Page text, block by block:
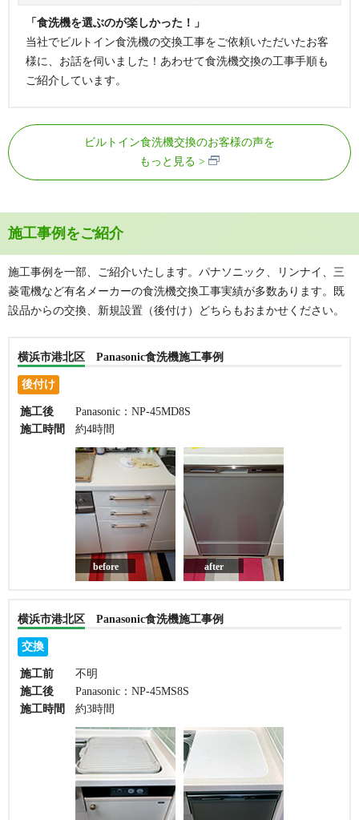
「食洗機を選ぶのが楽しかった！」
当社でビルトイン食洗機の交換工事をご依頼いただいたお客
様に、お話を伺いました！あわせて食洗機交換の工事手順も
ご紹介しています。
ビルトイン食洗機交換のお客様の声を
もっと見る
施工事例をご紹介
施工事例を一部、ご紹介いたします。パナソニック、リンナイ、三
菱電機など有名メーカーの食洗機交換工事実績が多数あります。既
設品からの交換、新規設置（後付け）どちらもおまかせください。
横浜市港北区 Panasonic食洗機施工事例
後付け
施工後
Panasonic：NP-45MD8S
施工時間
約4時間
before after
横浜市港北区 Panasonic食洗機施工事例
交換
施工前
不明
施工後
Panasonic：NP-45MS8S
施工時間
約3時間